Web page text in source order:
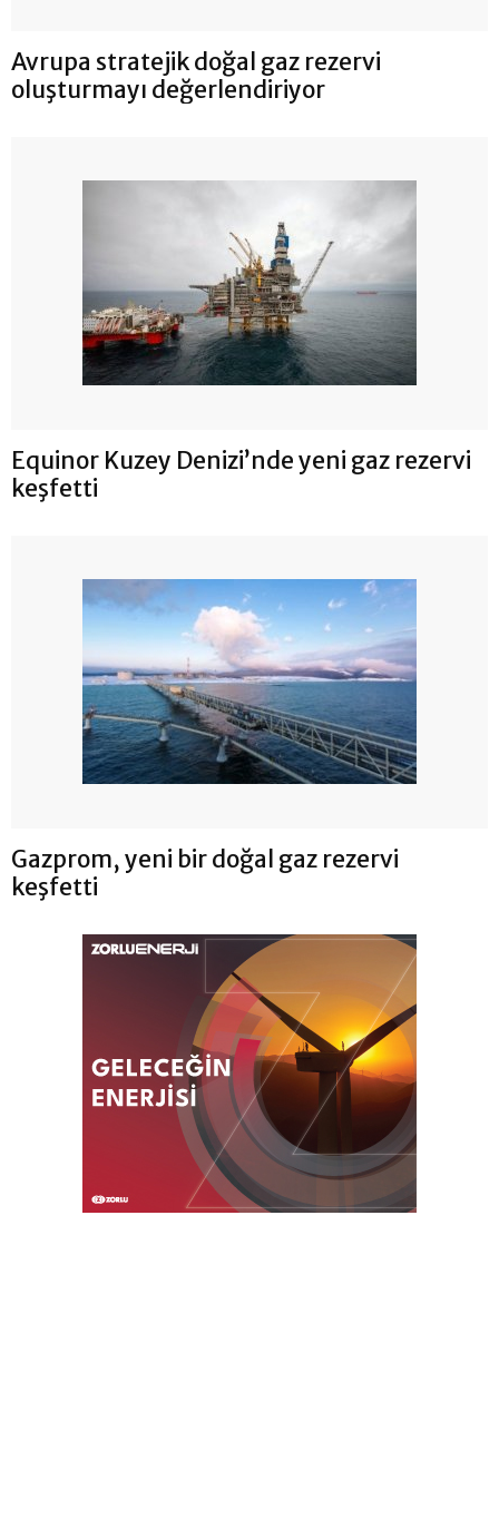
Avrupa stratejik doğal gaz rezervi
oluşturmayı değerlendiriyor
Equinor Kuzey Denizi’nde yeni gaz rezervi
keşfetti
Gazprom, yeni bir doğal gaz rezervi
keşfetti